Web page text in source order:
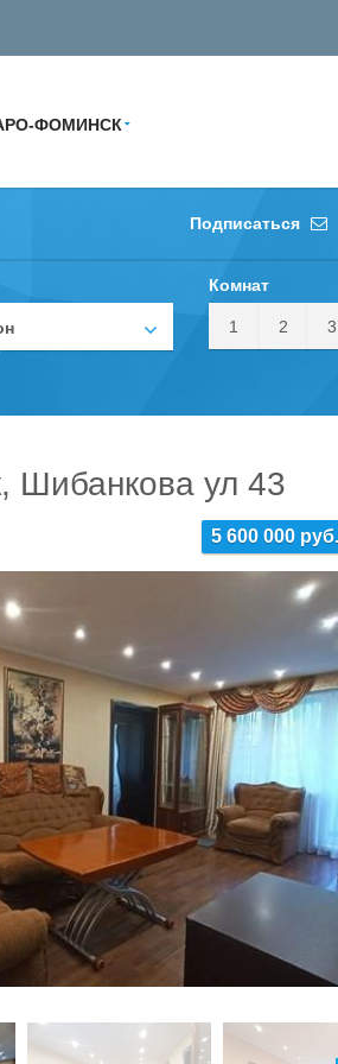
ФОМИНСК
Подписаться
Комнат
1 2 3
Шибанкова ул 43
5 600 000 руб.